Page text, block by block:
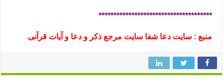
**************************************
منبع : سایت دعا شفا سایت مرجع ذکر و دعا و آیات قرآنی